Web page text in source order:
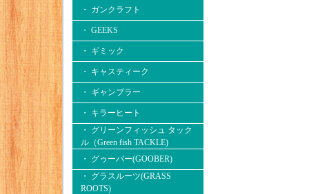
・ ガンクラフト
・ GEEKS
・ ギミック
・ キャスティーク
・ ギャンブラー
・ キラーヒート
・ グリーンフィッシュ タック
ル（Green fish TACKLE)
・ グゥーバー(GOOBER)
・ グラスルーツ(GRASS
ROOTS)